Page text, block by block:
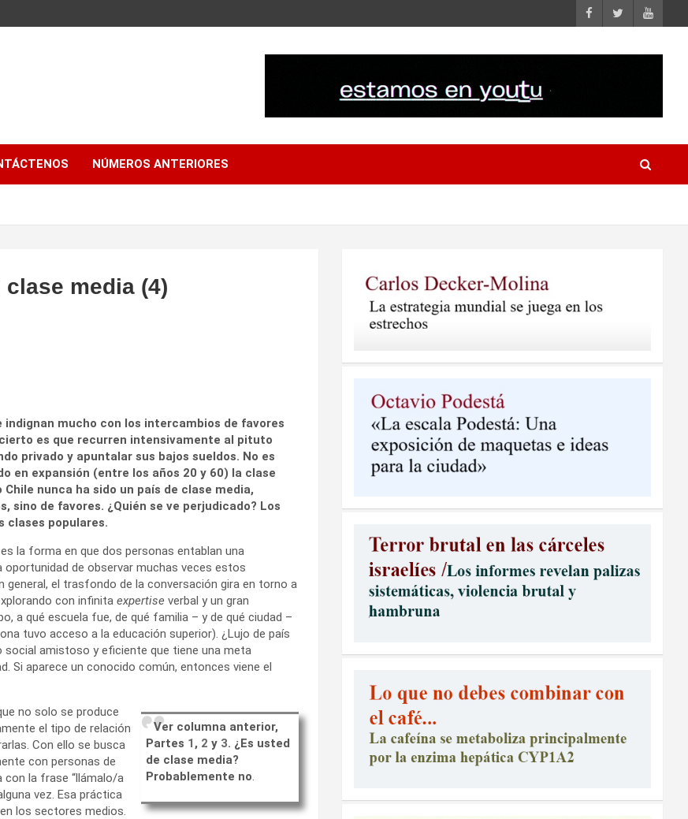
NÚMEROS ANTERIORES
media (4)
mucho con los intercambios de favores
es que recurren intensivamente al pituto
privado y apuntalar sus bajos sueldos. No es
en expansión (entre los años 20 y 60) la clase
nunca ha sido un país de clase media,
sino de favores. ¿Quién se ve perjudicado? Los
clases populares.
la forma en que dos personas entablan una
de observar muchas veces estos
el trasfondo de la conversación gira en torno a
con infinita expertise verbal y un gran
a qué escuela fue, de qué familia – y de qué ciudad –
tuvo acceso a la educación superior). ¿Lujo de país
amistoso y eficiente que tiene una meta
Si aparece un conocido común, entonces viene el
Ver columna anterior,
Partes 1 , 2 y 3. ¿Es usted
de clase media?
Probablemente no
no solo se produce
el tipo de relación
Con ello se busca
con personas de
la frase “llámalo/a
vez. Esa práctica
los sectores medios.